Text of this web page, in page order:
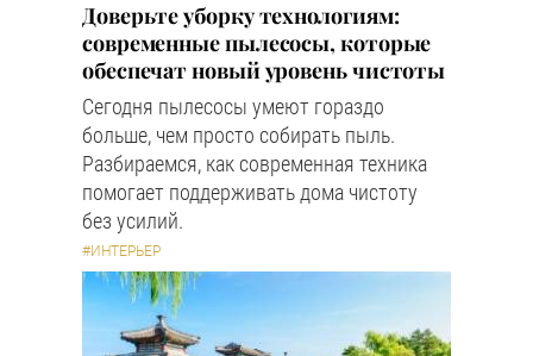
Доверьте уборку технологиям:
современные пылесосы, которые
обеспечат новый уровень чистоты
Сегодня пылесосы умеют гораздо
больше, чем просто собирать пыль.
Разбираемся, как современная техника
помогает поддерживать дома чистоту
без усилий.
#ИНТЕРЬЕР